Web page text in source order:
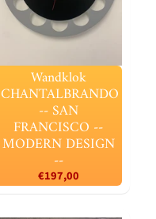
Wandklok
CHANTALBRANDO
-- SAN
FRANCISCO --
MODERN DESIGN
--
€197,00